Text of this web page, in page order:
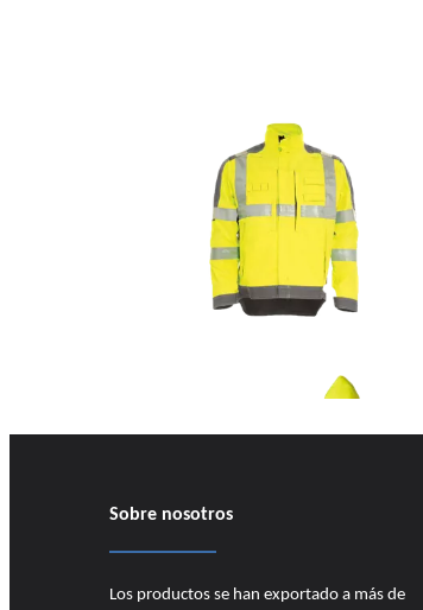
Sobre nosotros
Los productos se han exportado a más de